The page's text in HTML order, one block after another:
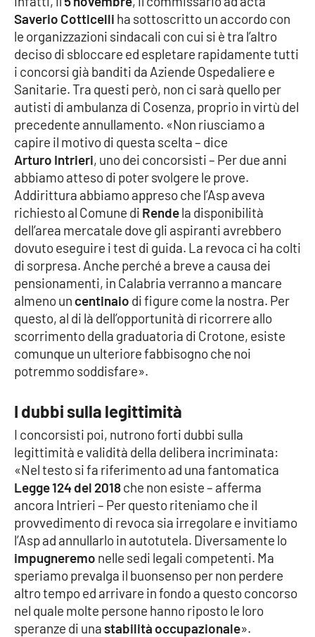
Sanità
Società
Sport
RUBRICHE
Good Morning Vietnam
Parchi Marini Calabria
Leggendo Alvaro insieme
Imprese Di Calabria
Le perfidie di Antonella Grippo
Venti di comunicazione
LaC TV
LaC Network
LaC OnAir
EDIZIONI
LOCALI
Catanzaro
Crotone
Saverio Cotticelli ha sottoscritto un accordo con
le organizzazioni sindacali con cui si è tra l’altro
deciso di sbloccare ed espletare rapidamente tutti
i concorsi già banditi da Aziende Ospedaliere e
Sanitarie. Tra questi però, non ci sarà quello per
autisti di ambulanza di Cosenza, proprio in virtù del
precedente annullamento. «Non riusciamo a
capire il motivo di questa scelta – dice
Arturo Intrieri, uno dei concorsisti – Per due anni
abbiamo atteso di poter svolgere le prove.
Addirittura abbiamo appreso che l’Asp aveva
richiesto al Comune di Rendela disponibilità
dell’area mercatale dove gli aspiranti avrebbero
dovuto eseguire i test di guida. La revoca ci ha colti
di sorpresa. Anche perché a breve a causa dei
pensionamenti, in Calabria verranno a mancare
almeno un centinaio di figure come la nostra. Per
questo, al di là dell’opportunità di ricorrere allo
scorrimento della graduatoria di Crotone, esiste
comunque un ulteriore fabbisogno che noi
potremmo soddisfare».
I dubbi sulla legittimità
I concorsisti poi, nutrono forti dubbi sulla
legittimità e validità della delibera incriminata:
«Nel testo si fa riferimento ad una fantomatica
Legge 124 del 2018che non esiste – afferma
ancora Intrieri – Per questo riteniamo che il
provvedimento di revoca sia irregolare e invitiamo
l’Asp ad annullarlo in autotutela. Diversamente lo
impugneremo nelle sedi legali competenti. Ma
speriamo prevalga il buonsenso per non perdere
altro tempo ed arrivare in fondo a questo concorso
nel quale molte persone hanno riposto le loro
speranze di unastabilità occupazionale».